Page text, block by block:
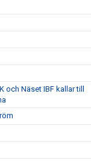
och Näset IBF kallar till